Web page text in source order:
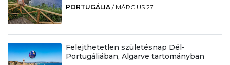
PORTUGÁLIA / MÁRCIUS 27.
Felejthetetlen születésnap Dél-
Portugáliában, Algarve tartományban